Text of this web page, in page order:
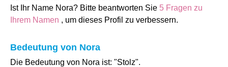
Ist Ihr Name Nora? Bitte beantworten Sie 5 Fragen zu
Ihrem Namen , um dieses Profil zu verbessern.
Bedeutung von Nora
Die Bedeutung von Nora ist: "Stolz".